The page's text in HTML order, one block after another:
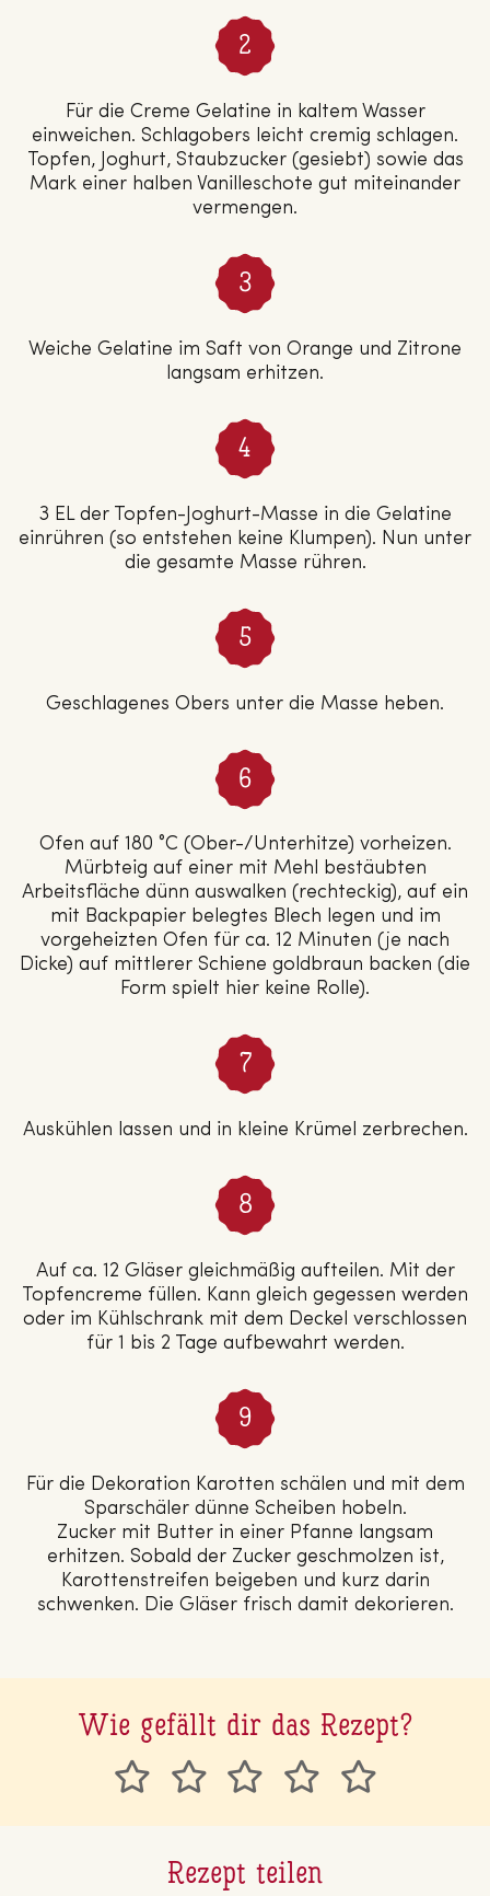
Für die Creme Gelatine in kaltem Wasser
einweichen. Schlagobers leicht cremig schlagen.
Topfen, Joghurt, Staubzucker (gesiebt) sowie das
Mark einer halben Vanilleschote gut miteinander
vermengen.
Weiche Gelatine im Saft von Orange und Zitrone
langsam erhitzen.
3 EL der Topfen-Joghurt-Masse in die Gelatine
einrühren (so entstehen keine Klumpen). Nun unter
die gesamte Masse rühren.
Geschlagenes Obers unter die Masse heben.
Ofen auf 180 °C (Ober-/Unterhitze) vorheizen.
Mürbteig auf einer mit Mehl bestäubten
Arbeitsfläche dünn auswalken (rechteckig), auf ein
mit Backpapier belegtes Blech legen und im
vorgeheizten Ofen für ca. 12 Minuten (je nach
Dicke) auf mittlerer Schiene goldbraun backen (die
Form spielt hier keine Rolle).
Auskühlen lassen und in kleine Krümel zerbrechen.
Auf ca. 12 Gläser gleichmäßig aufteilen. Mit der
Topfencreme füllen. Kann gleich gegessen werden
oder im Kühlschrank mit dem Deckel verschlossen
für 1 bis 2 Tage aufbewahrt werden.
Für die Dekoration Karotten schälen und mit dem
Sparschäler dünne Scheiben hobeln.
Zucker mit Butter in einer Pfanne langsam
erhitzen. Sobald der Zucker geschmolzen ist,
Karottenstreifen beigeben und kurz darin
schwenken. Die Gläser frisch damit dekorieren.
Wie gefällt dir das Rezept?
Rezept teilen